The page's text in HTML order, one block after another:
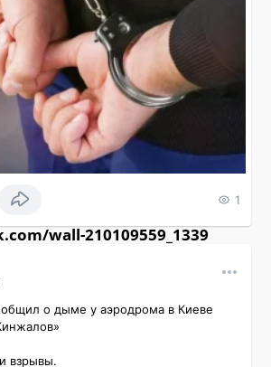
1
wall-210109559_1339
о дыме у аэродрома в Киеве
взрывы.